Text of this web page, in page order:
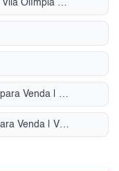
Apartamento no térreo para Venda | Vila Olímpia (Zona Sul)
Apartamento com portaria 24 horas para Venda | Vila Olímpia (Zona Sul)
Apartamento com ar condicionado para Venda | Vila Olímpia (Zona Sul)